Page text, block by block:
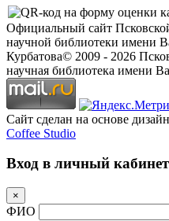
Официальный сайт
научной библиотеки имени
Курбатова© 2009 - 2026
научная библиотека имени
Сайт сделан на основе
Coffee Studio
Вход в личный кабинет
×
ФИО